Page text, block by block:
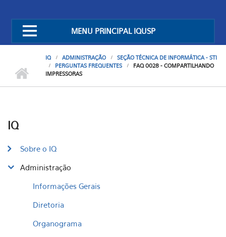
MENU PRINCIPAL IQUSP
IQ ADMINISTRAÇÃO
SEÇÃO TÉCNICA DE INFORMÁTICA - STI
PERGUNTAS FREQUENTES
FAQ 0028 - COMPARTILHANDO
IMPRESSORAS
IQ
Sobre o IQ
Administração
Informações Gerais
Diretoria
Organograma